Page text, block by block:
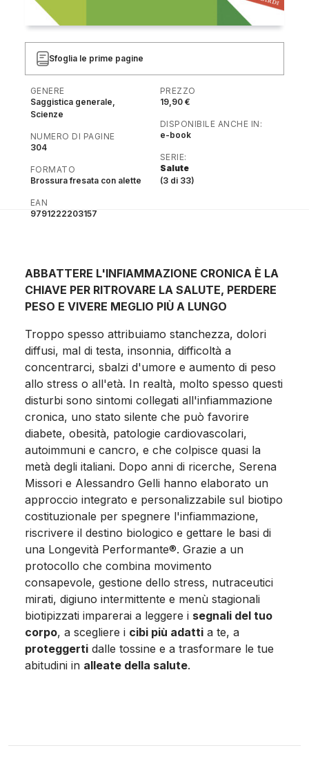
Sfoglia le prime pagine
GENERE
Saggistica generale,
Scienze
NUMERO DI PAGINE
304
FORMATO
Brossura fresata con alette
EAN
9791222203157
PREZZO
19,90 €
DISPONIBILE ANCHE IN:
e-book
SERIE:
Salute
(3 di 33)
ABBATTERE L'INFIAMMAZIONE CRONICA È LA
CHIAVE PER RITROVARE LA SALUTE, PERDERE
PESO E VIVERE MEGLIO PIÙ A LUNGO
Troppo spesso attribuiamo stanchezza, dolori
diffusi, mal di testa, insonnia, difficoltà a
concentrarci, sbalzi d'umore e aumento di peso
allo stress o all'età. In realtà, molto spesso questi
disturbi sono sintomi collegati all'infiammazione
cronica, uno stato silente che può favorire
diabete, obesità, patologie cardiovascolari,
autoimmuni e cancro, e che colpisce quasi la
metà degli italiani. Dopo anni di ricerche, Serena
Missori e Alessandro Gelli hanno elaborato un
approccio integrato e personalizzabile sul biotipo
costituzionale per spegnere l'infiammazione,
riscrivere il destino biologico e gettare le basi di
una Longevità Performante®. Grazie a un
protocollo che combina movimento
consapevole, gestione dello stress, nutraceutici
mirati, digiuno intermittente e menù stagionali
biotipizzati imparerai a leggere i segnali del tuo
corpo, a scegliere i cibi più adatti a te, a
proteggerti dalle tossine e a trasformare le tue
abitudini in alleate della salute.